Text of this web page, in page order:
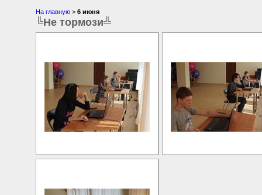
На главную > 6 июня
╚Не тормози╩